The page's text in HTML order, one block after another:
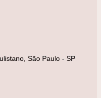
São Paulo - SP